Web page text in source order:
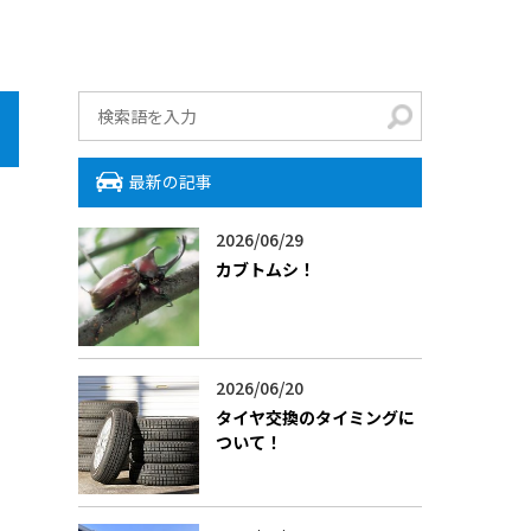
最新の記事
2026/06/29
カブトムシ！
2026/06/20
タイヤ交換のタイミングに
ついて！